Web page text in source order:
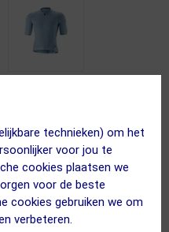
technieken) om het
voor jou te
cookies plaatsen we
voor de beste
cookies gebruiken we om
verbeteren.
in huis